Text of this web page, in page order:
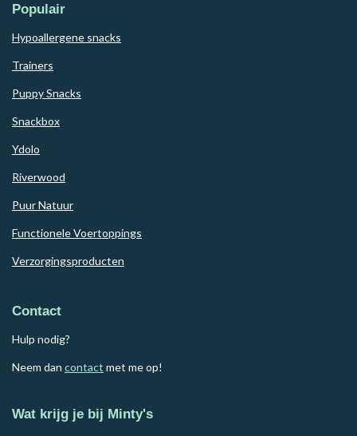
Populair
Hypoallergene snacks
Trainers
Puppy Snacks
Snackbox
Ydolo
Riverwood
Puur Natuur
Functionele Voertoppings
Verzorgingsproducten
Contact
Hulp nodig?
Neem dan contact met me op!
Wat krijg je bij Minty's